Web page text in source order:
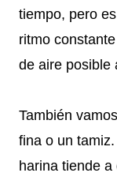
tiempo, pero
ritmo
de aire posible
También
fina o un
harina tiende